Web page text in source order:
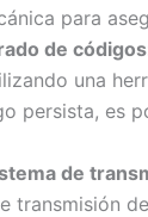
para
de
una
persista, es
de
transmisión